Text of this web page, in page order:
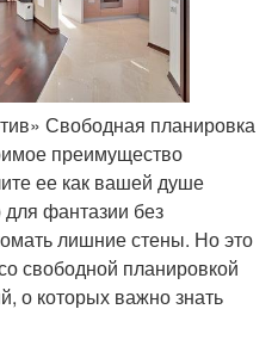
Свободная планировка
преимущество
ее как вашей душе
фантазии без
лишние стены. Но это
свободной планировкой
о которых важно знать